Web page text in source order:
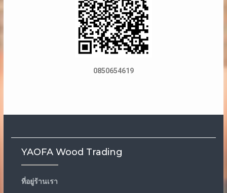
0850654619
YAOFA Wood Trading
ที่อยู่ร้านเรา